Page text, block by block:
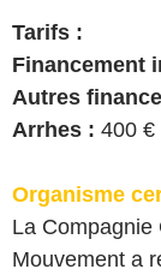
Tarifs :
Financement
Autres
Arrhes : 400 €
Organisme
La Compagnie
Mouvement a